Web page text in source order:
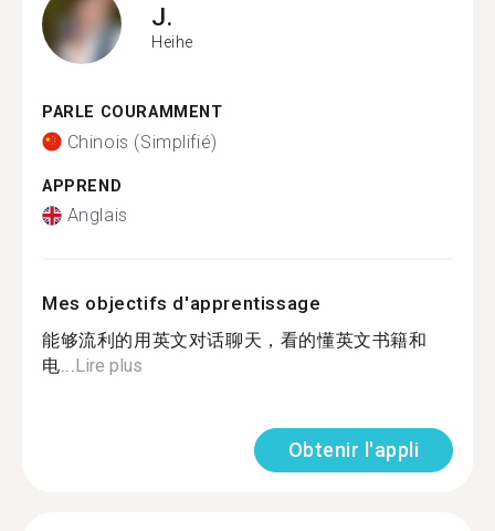
J.
Heihe
PARLE COURAMMENT
Chinois (Simplifié)
APPREND
Anglais
Mes objectifs d'apprentissage
能够流利的用英文对话聊天，看的懂英文书籍和
电...Lire plus
Obtenir l'appli